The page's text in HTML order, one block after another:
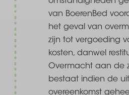
van BoerenBed
het geval van
zijn tot vergoeding
kosten, danwel
Overmacht aan de
bestaat indien de
overeenkomst